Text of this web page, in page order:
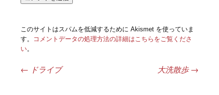
このサイトはスパムを低減するために Akismet を使っていま
す。
コメントデータの処理方法の詳細はこちらをご覧くださ
い。
投稿ナビゲーション
← ドライブ 大洗散歩→